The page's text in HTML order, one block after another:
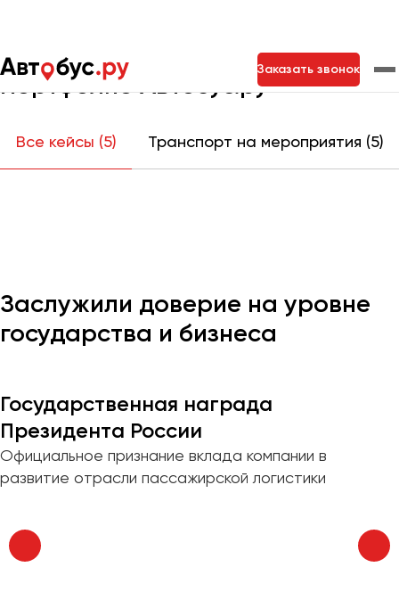
Заказать звонок
Главная Портфолио
Портфолио Автобус.ру
Все кейсы (5) Транспорт на мероприятия (5)
Заслужили доверие на уровне
государства и бизнеса
Государственная награда
Президента России
Официальное признание вклада компании в
развитие отрасли пассажирской логистики
Москва Санкт-Петербург
Новосибирск
Екатеринбург
Самара Казань Тольятти
Барнаул
Белгород
Великий Новгород
Владивосток
Владикавказ
Владимир
Волжский
Вологда
Отправить заявку
Нажимая на кнопку, вы соглашаетесь с
конфиденциальности